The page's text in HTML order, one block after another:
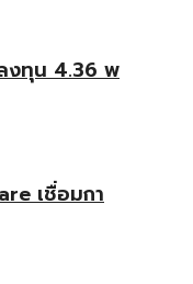
งทุน 4.36 พ
เชื่อมกา